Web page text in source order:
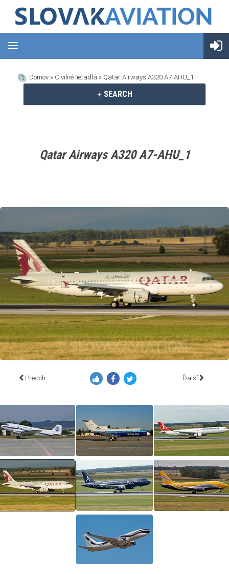
Domov » Civilné lietadlá » Qatar Airways A320 A7-AHU_1
SEARCH
Qatar Airways A320 A7-AHU_1
Predch. Ďalší